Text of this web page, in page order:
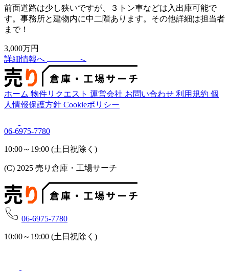
前面道路は少し狭いですが、３トン車などは入出庫可能で
す。事務所と建物内に中二階あります。その他詳細は担当者
まで！
3,000万円
詳細情報へ
ホーム 物件リクエスト 運営会社 お問い合わせ 利用規約 個
人情報保護方針 Cookieポリシー
06-6975-7780
10:00～19:00 (土日祝除く)
(C) 2025 売り倉庫・工場サーチ
06-6975-7780
10:00～19:00 (土日祝除く)